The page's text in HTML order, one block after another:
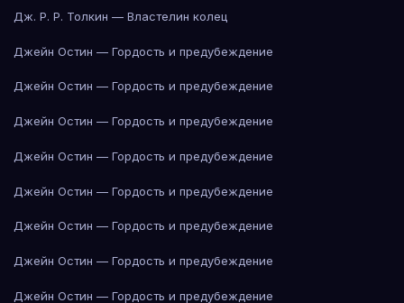
Дж. Р. Р. Толкин — Властелин колец
Джейн Остин — Гордость и предубеждение
Джейн Остин — Гордость и предубеждение
Джейн Остин — Гордость и предубеждение
Джейн Остин — Гордость и предубеждение
Джейн Остин — Гордость и предубеждение
Джейн Остин — Гордость и предубеждение
Джейн Остин — Гордость и предубеждение
Джейн Остин — Гордость и предубеждение